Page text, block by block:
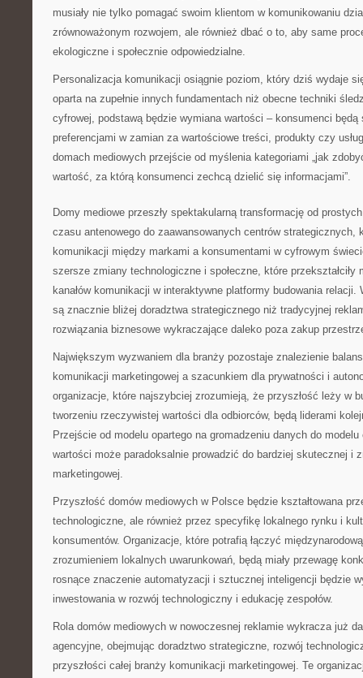
musiały nie tylko pomagać swoim klientom w komunikowaniu
zrównoważonym rozwojem, ale również dbać o to, aby same
ekologiczne i społecznie odpowiedzialne.
Personalizacja komunikacji osiągnie poziom, który dziś wydaje
oparta na zupełnie innych fundamentach niż obecne techniki
cyfrowej, podstawą będzie wymiana wartości – konsumenci
preferencjami w zamian za wartościowe treści, produkty czy
domach mediowych przejście od myślenia kategoriami „jak
wartość, za którą konsumenci zechcą dzielić się informacjami”.
Domy mediowe przeszły spektakularną transformację od
czasu antenowego do zaawansowanych centrów strategicznych,
komunikacji między markami a konsumentami w cyfrowym
szersze zmiany technologiczne i społeczne, które przekształciły
kanałów komunikacji w interaktywne platformy budowania relacji.
są znacznie bliżej doradztwa strategicznego niż tradycyjnej
rozwiązania biznesowe wykraczające daleko poza zakup
Największym wyzwaniem dla branży pozostaje znalezienie
komunikacji marketingowej a szacunkiem dla prywatności i
organizacje, które najszybciej zrozumieją, że przyszłość leży w
tworzeniu rzeczywistej wartości dla odbiorców, będą liderami
Przejście od modelu opartego na gromadzeniu danych do
wartości może paradoksalnie prowadzić do bardziej skutecznej i
marketingowej.
Przyszłość domów mediowych w Polsce będzie kształtowana
technologiczne, ale również przez specyfikę lokalnego rynku i
konsumentów. Organizacje, które potrafią łączyć
zrozumieniem lokalnych uwarunkowań, będą miały przewagę
rosnące znaczenie automatyzacji i sztucznej inteligencji będzie
inwestowania w rozwój technologiczny i edukację zespołów.
Rola domów mediowych w nowoczesnej reklamie wykracza już
agencyjne, obejmując doradztwo strategiczne, rozwój
przyszłości całej branży komunikacji marketingowej. Te